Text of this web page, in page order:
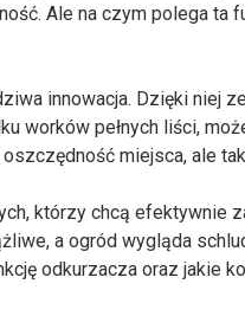
Ale na czym polega ta
innowacja. Dzięki niej
worków pełnych liści,
miejsca, ale
którzy chcą efektywnie
a ogród wygląda
odkurzacza oraz jakie